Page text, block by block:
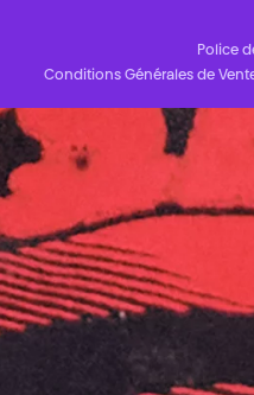
Police
Conditions Générales de